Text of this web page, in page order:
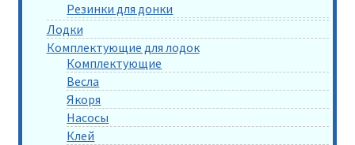
Резинки для донки
Лодки
Комплектующие для лодок
Комплектующие
Весла
Якоря
Насосы
Клей